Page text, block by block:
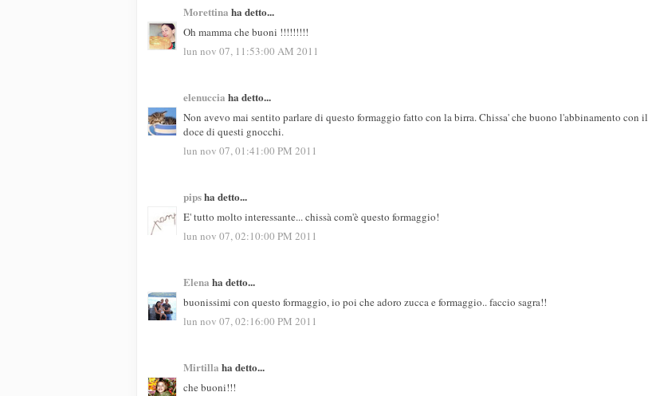
Morettina ha detto...
Oh mamma che buoni !!!!!!!!!
lun nov 07, 11:53:00 AM 2011
elenuccia ha detto...
Non avevo mai sentito parlare di questo formaggio fatto con la birra. Chissa' che buono l'abbinamento con il
doce di questi gnocchi.
lun nov 07, 01:41:00 PM 2011
pipsha detto...
E' tutto molto interessante... chissà com'è questo formaggio!
lun nov 07, 02:10:00 PM 2011
Elena ha detto...
buonissimi con questo formaggio, io poi che adoro zucca e formaggio.. faccio sagra!!
lun nov 07, 02:16:00 PM 2011
Mirtilla ha detto...
che buoni!!!